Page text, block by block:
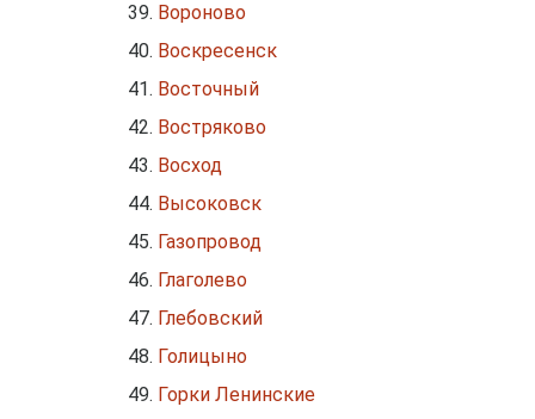
Вороново
Воскресенск
Восточный
Востряково
Восход
Высоковск
Газопровод
Глаголево
Глебовский
Голицыно
Горки Ленинские